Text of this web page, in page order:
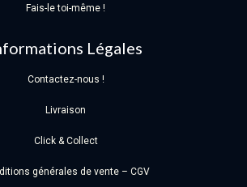
Fais-le toi-même !
Légales
Contactez-nous !
Livraison
Click & Collect
générales de vente – CGV